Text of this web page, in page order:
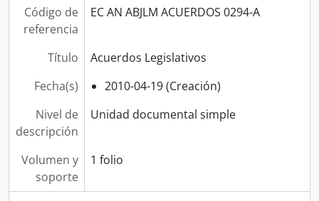
Código de
referencia
EC AN ABJLM ACUERDOS 0294-A
Título
Acuerdos Legislativos
Fecha(s)
2010-04-19 (Creación)
Nivel de
descripción
Unidad documental simple
Volumen y
soporte
1 folio